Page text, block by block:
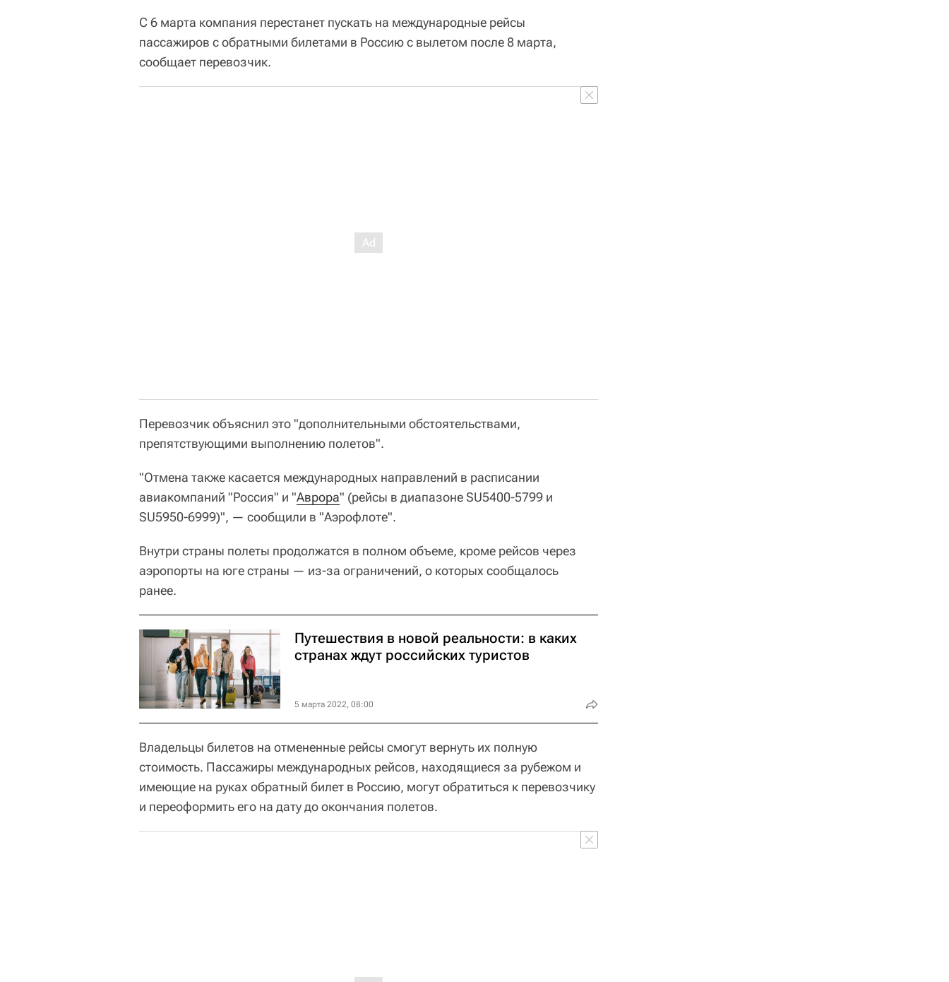
С 6 марта компания перестанет пускать на международные рейсы
пассажиров с обратными билетами в Россию с вылетом после 8 марта,
сообщает перевозчик.
Перевозчик объяснил это "дополнительными обстоятельствами,
препятствующими выполнению полетов".
"Отмена также касается международных направлений в расписании
авиакомпаний "Россия" и "Аврора" (рейсы в диапазоне SU5400-5799 и
SU5950-6999)", — сообщили в "Аэрофлоте".
Внутри страны полеты продолжатся в полном объеме, кроме рейсов через
аэропорты на юге страны — из-за ограничений, о которых сообщалось
ранее.
Путешествия в новой реальности: в каких
странах ждут российских туристов
5 марта 2022, 08:00
Владельцы билетов на отмененные рейсы cмогут вернуть их полную
стоимость. Пассажиры международных рейсов, находящиеся за рубежом и
имеющие на руках обратный билет в Россию, могут обратиться к перевозчику
и переоформить его на дату до окончания полетов.